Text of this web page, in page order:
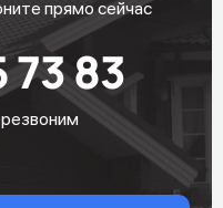
прямо сейчас
73 83